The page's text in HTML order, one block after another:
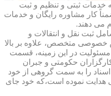
ثبتی و تنظیم و ثبت
کار مشاوره رایگان و خدمات
می دهند.
ثبت نقل و انتقالات و
خصوصی متخصص، علاوه بر بالا
در این زمینه، قسمت
حکومتی و جبران
را به سمت گروهی از خود
هدایت نموده است،که خود جای